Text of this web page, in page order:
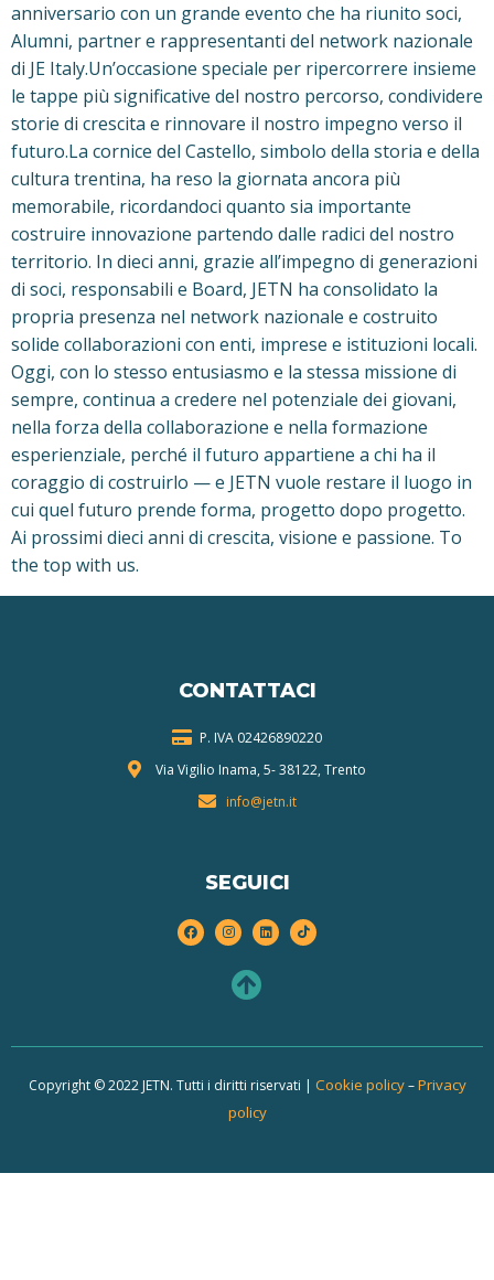
anniversario con un grande evento che ha riunito soci,
Alumni, partner e rappresentanti del network nazionale
di JE Italy.Un’occasione speciale per ripercorrere insieme
le tappe più significative del nostro percorso, condividere
storie di crescita e rinnovare il nostro impegno verso il
futuro.La cornice del Castello, simbolo della storia e della
cultura trentina, ha reso la giornata ancora più
memorabile, ricordandoci quanto sia importante
costruire innovazione partendo dalle radici del nostro
territorio. In dieci anni, grazie all’impegno di generazioni
di soci, responsabili e Board, JETN ha consolidato la
propria presenza nel network nazionale e costruito
solide collaborazioni con enti, imprese e istituzioni locali.
Oggi, con lo stesso entusiasmo e la stessa missione di
sempre, continua a credere nel potenziale dei giovani,
nella forza della collaborazione e nella formazione
esperienziale, perché il futuro appartiene a chi ha il
coraggio di costruirlo — e JETN vuole restare il luogo in
cui quel futuro prende forma, progetto dopo progetto.
Ai prossimi dieci anni di crescita, visione e passione. To
the top with us.
CONTATTACI
P. IVA 02426890220
Via Vigilio Inama, 5-38122, Trento
info@jetn.it
SEGUICI
Copyright © 2022 JETN. Tutti i diritti riservati | Cookie policy–Privacy
policy